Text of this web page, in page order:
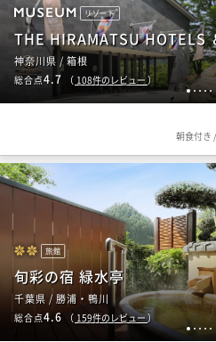
12 3 45
リゾート
THE HIRAMATSU HOTELS
神奈川県 / 箱根
総合点4.7 （ 108件のレビュー）
朝食付き /
1 2 3 4 5
旅館
旬彩の宿 緑水亭
千葉県 / 勝浦・鴨川
総合点4.6 （ 159件のレビュー）